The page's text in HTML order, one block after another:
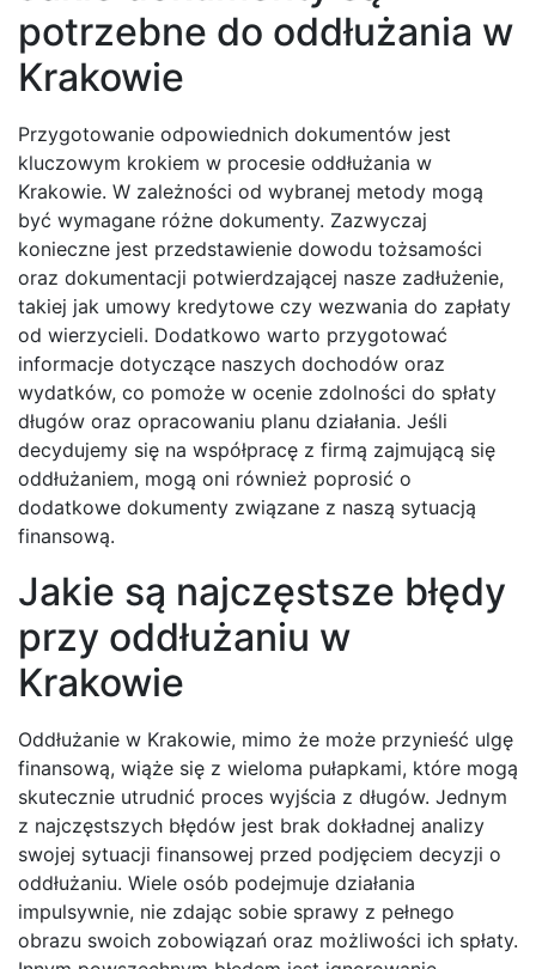
potrzebne do oddłużania w
Krakowie
Przygotowanie odpowiednich dokumentów jest
kluczowym krokiem w procesie oddłużania w
Krakowie. W zależności od wybranej metody mogą
być wymagane różne dokumenty. Zazwyczaj
konieczne jest przedstawienie dowodu tożsamości
oraz dokumentacji potwierdzającej nasze zadłużenie,
takiej jak umowy kredytowe czy wezwania do zapłaty
od wierzycieli. Dodatkowo warto przygotować
informacje dotyczące naszych dochodów oraz
wydatków, co pomoże w ocenie zdolności do spłaty
długów oraz opracowaniu planu działania. Jeśli
decydujemy się na współpracę z firmą zajmującą się
oddłużaniem, mogą oni również poprosić o
dodatkowe dokumenty związane z naszą sytuacją
finansową.
Jakie są najczęstsze błędy
przy oddłużaniu w
Krakowie
Oddłużanie w Krakowie, mimo że może przynieść ulgę
finansową, wiąże się z wieloma pułapkami, które mogą
skutecznie utrudnić proces wyjścia z długów. Jednym
z najczęstszych błędów jest brak dokładnej analizy
swojej sytuacji finansowej przed podjęciem decyzji o
oddłużaniu. Wiele osób podejmuje działania
impulsywnie, nie zdając sobie sprawy z pełnego
obrazu swoich zobowiązań oraz możliwości ich spłaty.